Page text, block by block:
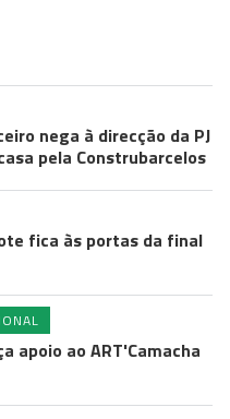
nega à direcção da PJ
pela Construbarcelos
fica às portas da final
apoio ao ART'Camacha